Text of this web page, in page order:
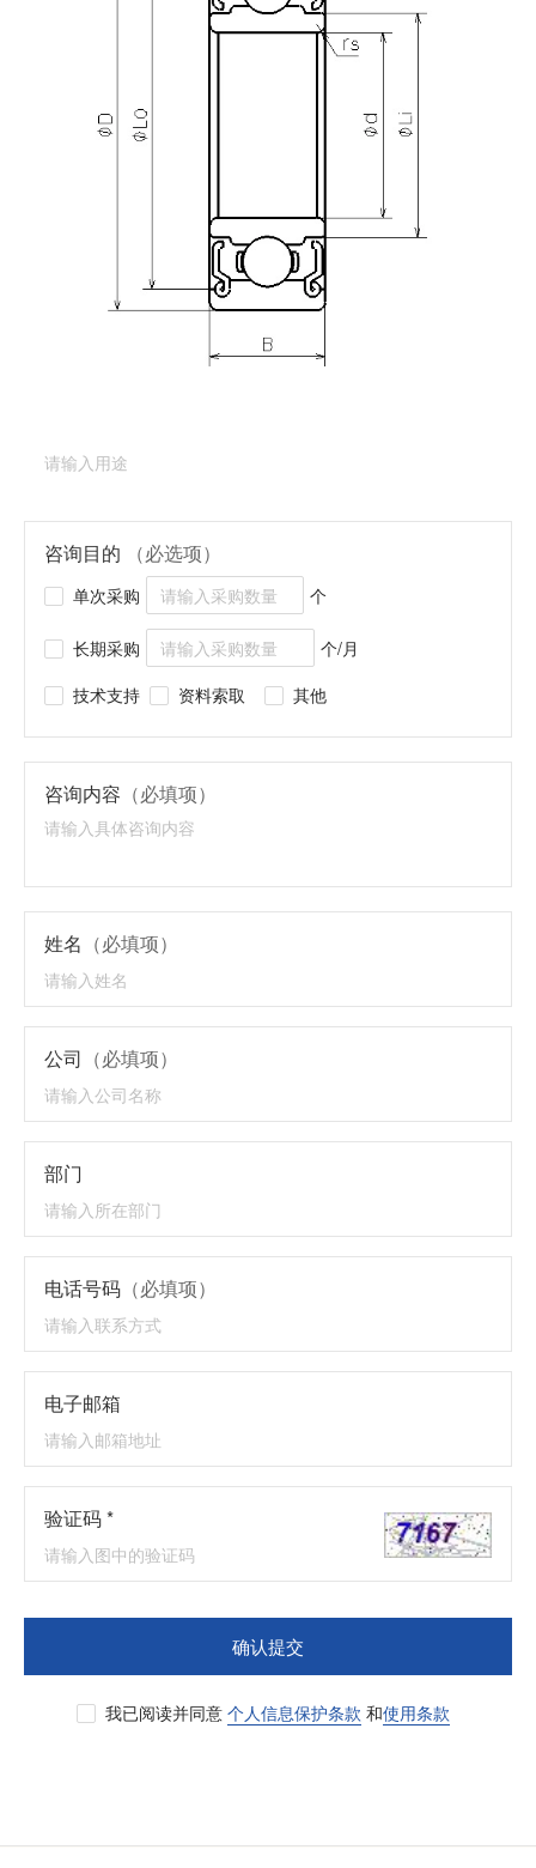
需要更多关于R-620ZZ的详细信息？
请填写表格，与美蓓亚三美的产品专家取得联系。
深沟球轴承（基本型）产品型号：
咨询目的 （必选项）
单次采购 个
长期采购
个/月
技术支持
资料索取 其他
咨询内容 （必填项）
姓名 （必填项）
公司 （必填项）
部门
电话号码 （必填项）
电子邮箱
验证码 *
确认提交
我已阅读并同意 个人信息保护条款 和使用条款